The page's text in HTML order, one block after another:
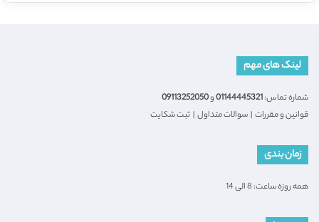
لینک های مهم
شماره تماس:01144445321و09113252050
قوانین و مقررات | سوالات متداول | ثبت شکایت
زمان بندی
همه روزه ساعت: 8 الی 14